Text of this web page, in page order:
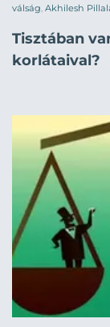
válság Akhilesh
Tisztában
korlátaival?